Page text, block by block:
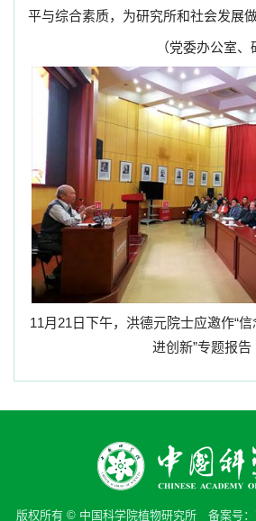
平与综合素质，为研究所和社会发展
（党委办公室、
11月 21 日下午，洪德元院士应邀作“
进创新”专题报告
版权所有 © 中国科学院植物研究所 备案号：